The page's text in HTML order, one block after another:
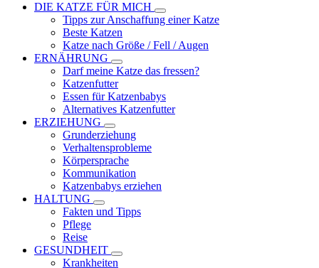
DIE KATZE FÜR MICH
Tipps zur Anschaffung einer Katze
Beste Katzen
Katze nach Größe / Fell / Augen
ERNÄHRUNG
Darf meine Katze das fressen?
Katzenfutter
Essen für Katzenbabys
Alternatives Katzenfutter
ERZIEHUNG
Grunderziehung
Verhaltensprobleme
Körpersprache
Kommunikation
Katzenbabys erziehen
HALTUNG
Fakten und Tipps
Pflege
Reise
GESUNDHEIT
Krankheiten